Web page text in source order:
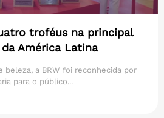
troféus na principal
América Latina
beleza, a BRW foi reconhecida por
para o público...